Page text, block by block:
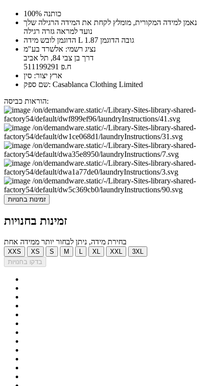
100% כותנה
נאמן למידה המקורית, מומלץ לקחת את המידה הרגילה שלך
נועד למראה גזרה רגילה
הדוגמן לובש מידה L גובה הדוגמן 1.87
נציג רשמי: אלשרד בע"מ
דרך בן צבי 84, תל אביב
ח.פ 511199291
ארץ יצור: סין
שם ספק: Casablanca Clothing Limited
הוראות כביסה:
זמינות בחנויות
זמינות בחנויות
בחירת מידה, ניתן לבחור יותר ממידה אחת
XXS XS S M XL XXL
3XL
בדקו בחנויות